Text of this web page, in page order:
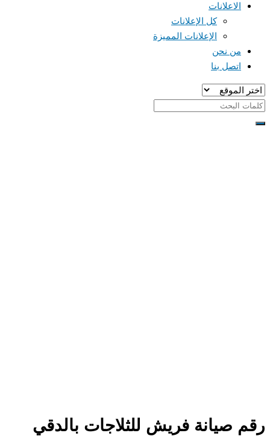
الاعلانات
كل الإعلانات
الإعلانات المميزة
من نحن
اتصل بنا
صيانة فريش للثلاجات بالدقي